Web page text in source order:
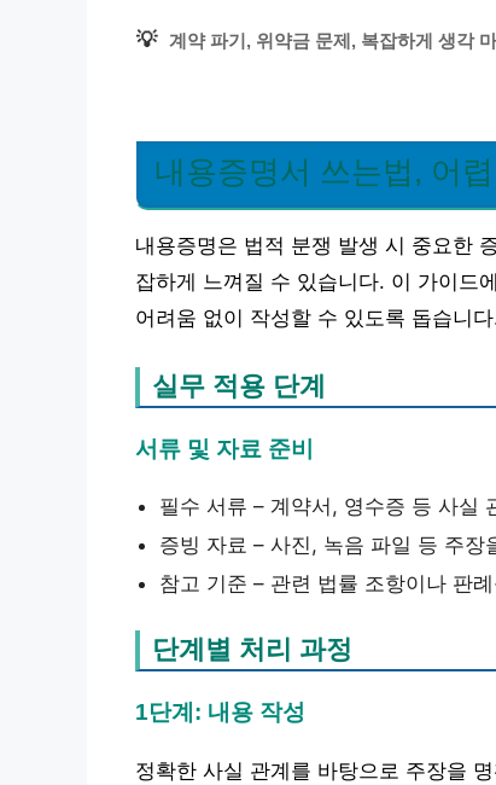
💡 계약 파기, 위약금 문제, 복잡하게 생각
내용증명서 쓰는법, 어
내용증명은 법적 분쟁 발생 시 중요한
잡하게 느껴질 수 있습니다. 이 가이드
어려움 없이 작성할 수 있도록 돕습니
실무 적용 단계
서류 및 자료 준비
필수 서류 – 계약서, 영수증 등 사실
증빙 자료 – 사진, 녹음 파일 등 주
참고 기준 – 관련 법률 조항이나 판
단계별 처리 과정
1단계: 내용 작성
정확한 사실 관계를 바탕으로 주장을